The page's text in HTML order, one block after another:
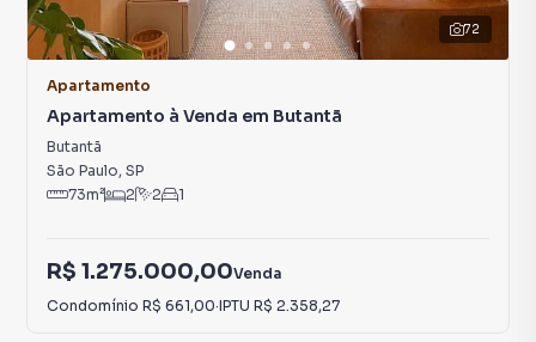
72
Apartamento
Apartamento à Venda em Butantã
Butantã
São Paulo, SP
73m² 2 2 1
R$ 1.275.000,00Venda
Condomínio R$ 661,00·IPTU R$ 2.358,27